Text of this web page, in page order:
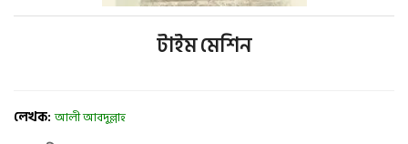
টাইম মেশিন
লেখক:আলী আবদুল্লাহ